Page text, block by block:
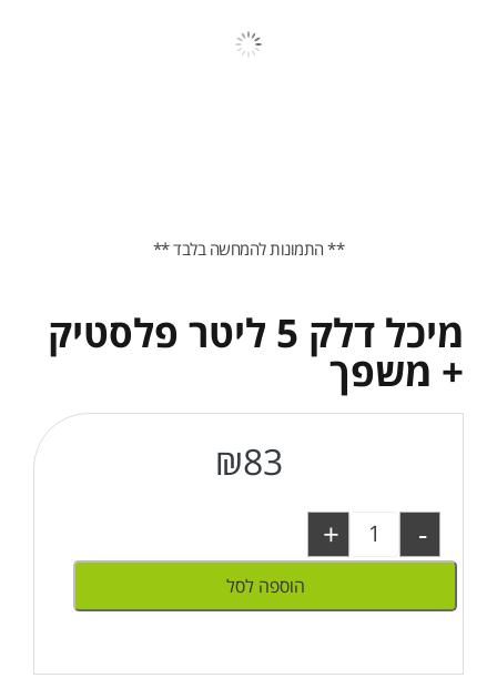
מיכל דלק 5 ליטר פלסטיק
+ משפך
₪83
-
+
הוספה לסל
** התמונות להמחשה בלבד **